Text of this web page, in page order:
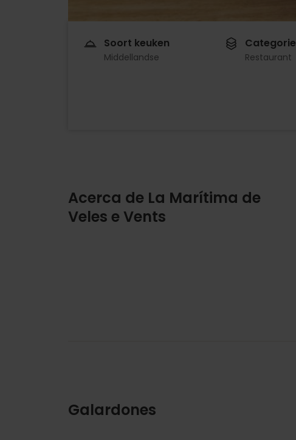
Soort keuken
Middellandse
Categorie
Restaurant
Acerca de La Marítima de
Veles e Vents
Galardones